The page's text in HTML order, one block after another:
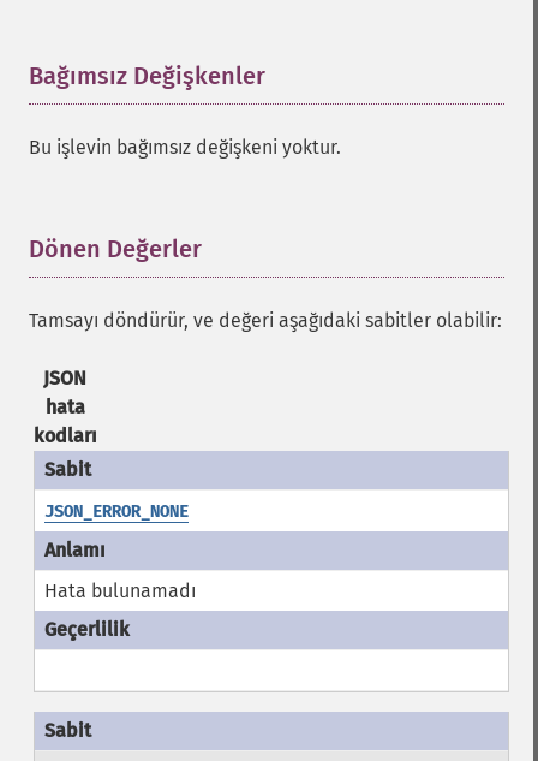
Bağımsız Değişkenler
Bu işlevin bağımsız değişkeni yoktur.
Dönen Değerler
Tamsayı döndürür, ve değeri aşağıdaki sabitler olabilir:
JSON
hata
kodları
JSON_ERROR_NONE
Hata bulunamadı